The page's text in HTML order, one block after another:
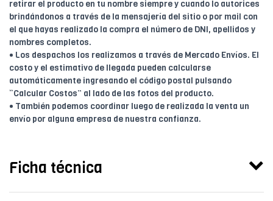
retirar el producto en tu nombre siempre y cuando lo autorices
brindándonos a través de la mensajería del sitio o por mail con
el que hayas realizado la compra el número de DNI, apellidos y
nombres completos.
• Los despachos los realizamos a través de Mercado Envíos. El
costo y el estimativo de llegada pueden calcularse
automáticamente ingresando el código postal pulsando
“Calcular Costos” al lado de las fotos del producto.
• También podemos coordinar luego de realizada la venta un
envío por alguna empresa de nuestra confianza.
Ficha técnica